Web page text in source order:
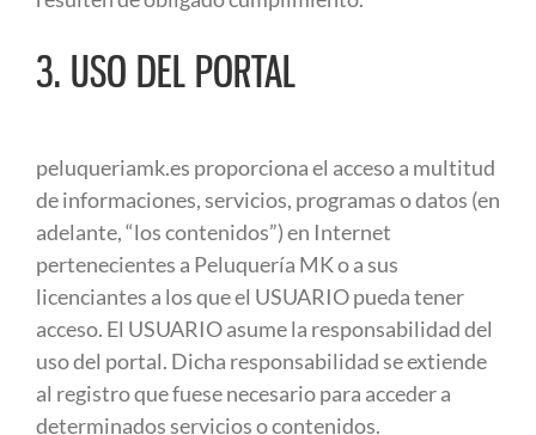
3. USO DEL PORTAL
peluqueriamk.es proporciona el acceso a multitud
de informaciones, servicios, programas o datos (en
adelante, “los contenidos”) en Internet
pertenecientes a Peluquería MK o a sus
licenciantes a los que el USUARIO pueda tener
acceso. El USUARIO asume la responsabilidad del
uso del portal. Dicha responsabilidad se extiende
al registro que fuese necesario para acceder a
determinados servicios o contenidos.